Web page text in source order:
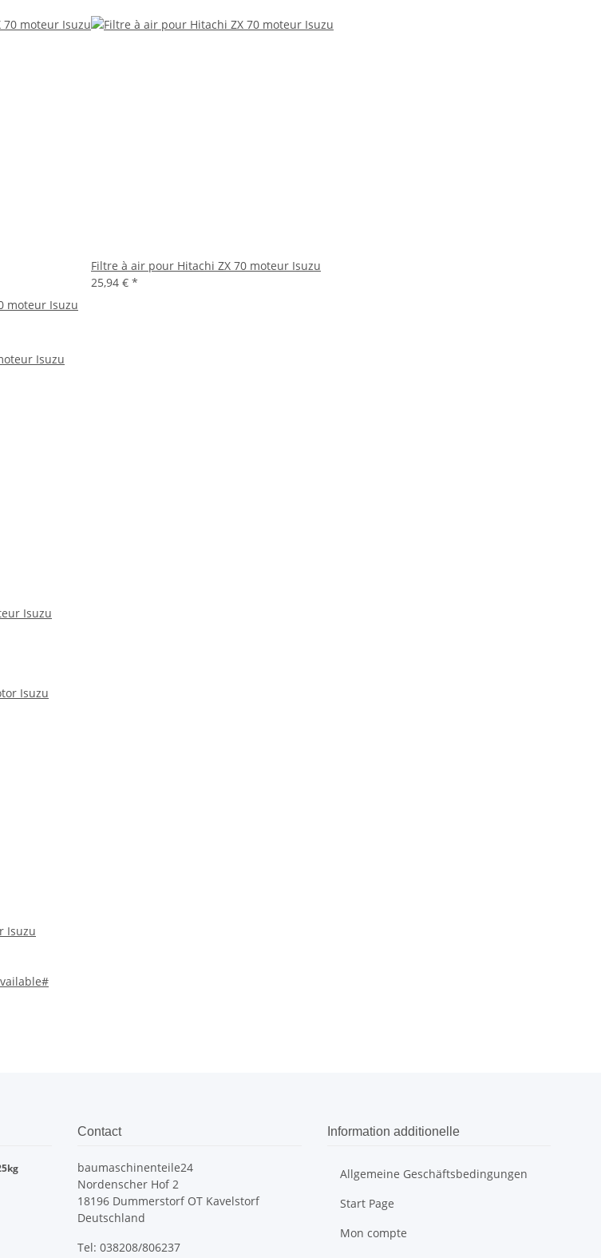
moteur Isuzu
Filtre à air pour Hitachi ZX 70 moteur Isuzu
25,94 € *
Isuzu
Isuzu
Contact
baumaschinenteile24
Nordenscher Hof 2
18196 Dummerstorf OT Kavelstorf
Deutschland
Tel: 038208/806237
Information additionelle
Allgemeine Geschäftsbedingungen
Start Page
Mon compte